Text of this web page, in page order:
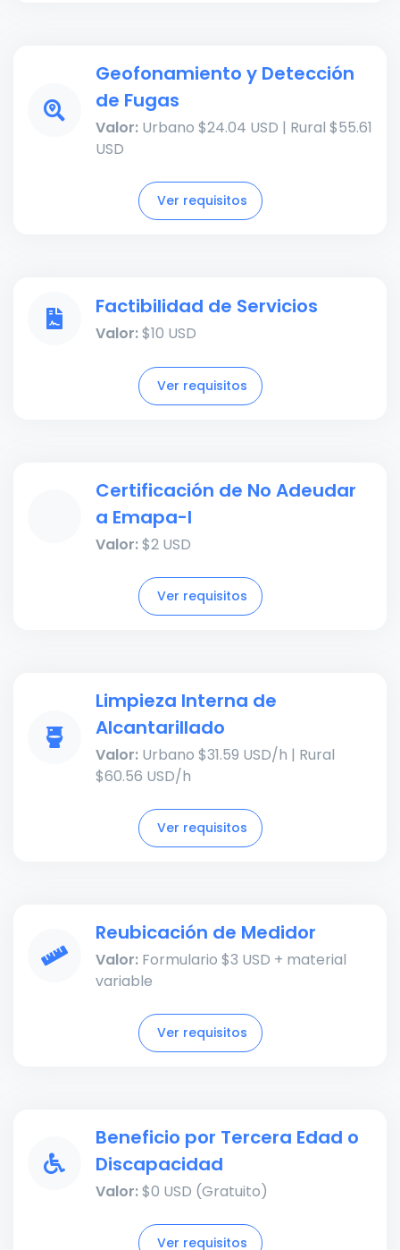
Geofonamiento y Detección
de Fugas
Valor: Urbano $24.04 USD | Rural $55.61
USD
Ver requisitos
Factibilidad de Servicios
Valor:$10 USD
Ver requisitos
Certificación de No Adeudar
a Emapa-I
Valor:$2 USD
Ver requisitos
Limpieza Interna de
Alcantarillado
Valor: Urbano $31.59 USD/h | Rural
$60.56 USD/h
Ver requisitos
Reubicación de Medidor
Valor: Formulario $3 USD + material
variable
Ver requisitos
Beneficio por Tercera Edad o
Discapacidad
Valor:$0 USD (Gratuito)
Ver requisitos